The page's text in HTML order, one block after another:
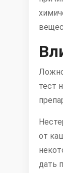
тест
от
дать